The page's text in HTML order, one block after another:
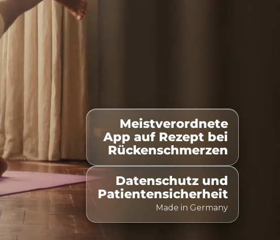
Meistverordnete
App auf Rezept bei
Rückenschmerzen
Datenschutz und
Patientensicherheit
Made in Germany
100% Kostenübernahme Zeitlich flexibel